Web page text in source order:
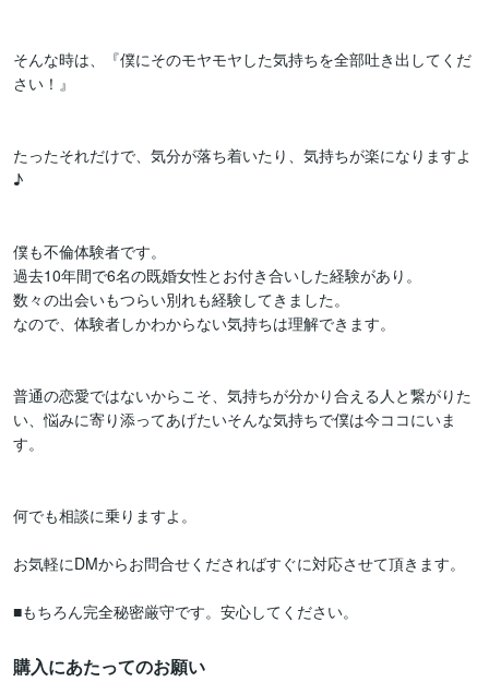
そんな時は、『僕にそのモヤモヤした気持ちを全部吐き出してくだ
さい！』
たったそれだけで、気分が落ち着いたり、気持ちが楽になりますよ
♪
僕も不倫体験者です。
過去10年間で6名の既婚女性とお付き合いした経験があり。
数々の出会いもつらい別れも経験してきました。
なので、体験者しかわからない気持ちは理解できます。
普通の恋愛ではないからこそ、気持ちが分かり合える人と繋がりた
い、悩みに寄り添ってあげたいそんな気持ちで僕は今ココにいま
す。
何でも相談に乗りますよ。
お気軽にDMからお問合せくださればすぐに対応させて頂きます。
購入にあたってのお願い